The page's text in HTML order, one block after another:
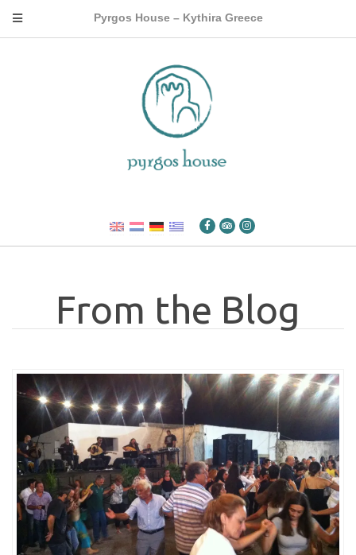
Pyrgos House – Kythira Greece
From the Blog